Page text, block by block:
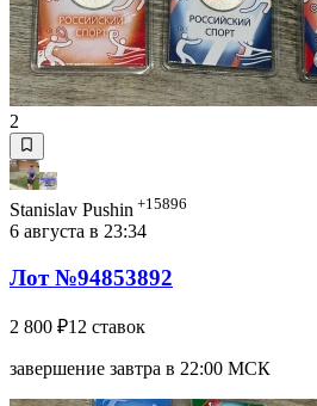
2
Stanislav Pushin +15896
6 августа в 23:34
Лот №94853892
2 800 ₽12 ставок
завершение завтра в 22:00 МСК